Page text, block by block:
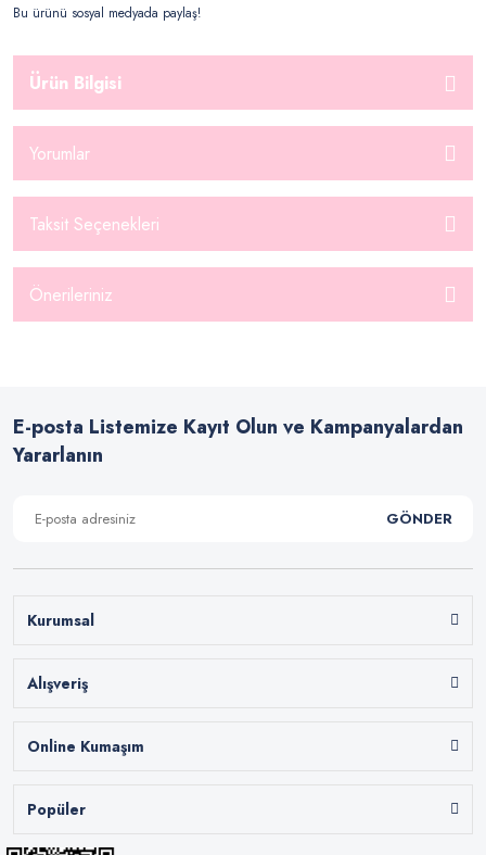
Bu ürünü sosyal medyada paylaş!
Ürün Bilgisi
Yorumlar
Taksit Seçenekleri
Önerileriniz
E-posta Listemize Kayıt Olun ve Kampanyalardan
Yararlanın
GÖNDER
Kurumsal
Alışveriş
Online Kumaşım
Popüler